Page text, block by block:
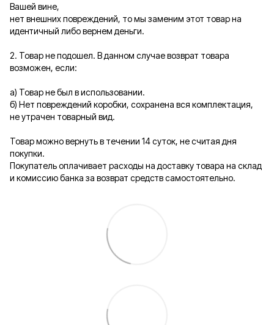
Вашей вине,
нет внешних повреждений, то мы заменим этот товар на
идентичный либо вернем деньги.
2. Товар не подошел. В данном случае возврат товара
возможен, если:
а) Товар не был в использовании.
б) Нет повреждений коробки, сохранена вся комплектация,
не утрачен товарный вид.
Товар можно вернуть в течении 14 суток, не считая дня
покупки.
Покупатель оплачивает расходы на доставку товара на склад
и комиссию банка за возврат средств самостоятельно.